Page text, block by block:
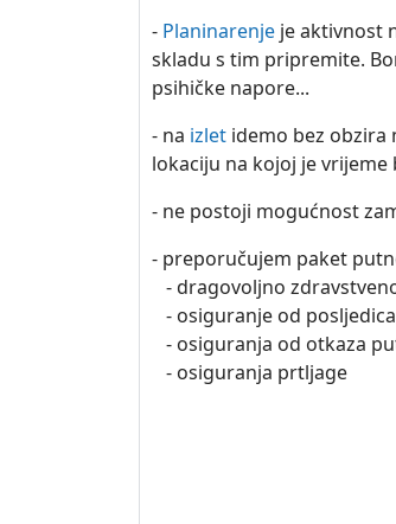
- Planinarenje je aktivnost
skladu s tim pripremite.
psihičke napore...
- na izlet idemo bez obzira
lokaciju na kojoj je vrijeme
- ne postoji mogućnost
- preporučujem paket
- dragovoljno
- osiguranje od
- osiguranja od otkaza
- osiguranja prtljage